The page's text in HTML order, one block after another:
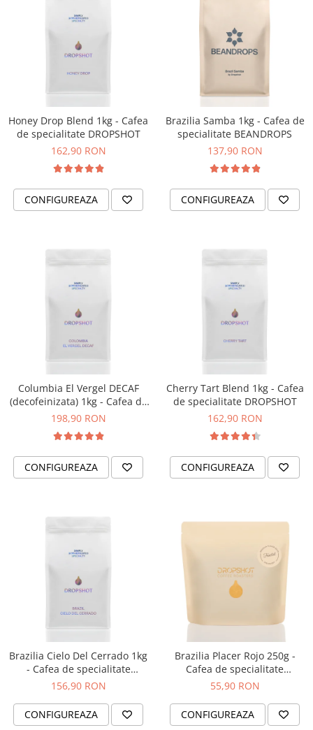
Honey Drop Blend 1kg - Cafea
de specialitate DROPSHOT
162,90 RON
CONFIGUREAZA
Brazilia Samba 1kg - Cafea de
specialitate BEANDROPS
137,90 RON
CONFIGUREAZA
Columbia El Vergel DECAF
(decofeinizata) 1kg - Cafea de
specialitate DROPSHOT
198,90 RON
CONFIGUREAZA
Cherry Tart Blend 1kg - Cafea
de specialitate DROPSHOT
162,90 RON
CONFIGUREAZA
Brazilia Cielo Del Cerrado 1kg
- Cafea de specialitate
DROPSHOT
156,90 RON
CONFIGUREAZA
Brazilia Placer Rojo 250g -
Cafea de specialitate
DROPSHOT
55,90 RON
CONFIGUREAZA